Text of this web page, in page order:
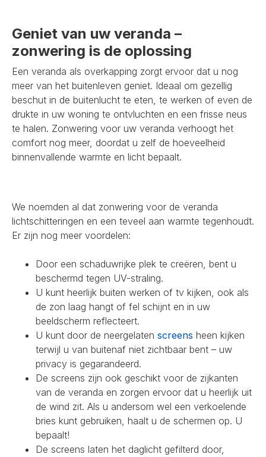
Geniet van uw veranda –
zonwering is de oplossing
Een veranda als overkapping zorgt ervoor dat u nog
meer van het buitenleven geniet. Ideaal om gezellig
beschut in de buitenlucht te eten, te werken of even de
drukte in uw woning te ontvluchten en een frisse neus
te halen. Zonwering voor uw veranda verhoogt het
comfort nog meer, doordat u zelf de hoeveelheid
binnenvallende warmte en licht bepaalt.
We noemden al dat zonwering voor de veranda
lichtschitteringen en een teveel aan warmte tegenhoudt.
Er zijn nog meer voordelen:
Door een schaduwrijke plek te creëren, bent u
beschermd tegen UV-straling.
U kunt heerlijk buiten werken of tv kijken, ook als
de zon laag hangt of fel schijnt en in uw
beeldscherm reflecteert.
U kunt door de neergelaten screens heen kijken
terwijl u van buitenaf niet zichtbaar bent – uw
privacy is gegarandeerd.
De screens zijn ook geschikt voor de zijkanten
van de veranda en zorgen ervoor dat u heerlijk uit
de wind zit. Als u andersom wel een verkoelende
bries kunt gebruiken, haalt u de schermen op. U
bepaalt!
De screens laten het daglicht gefilterd door,